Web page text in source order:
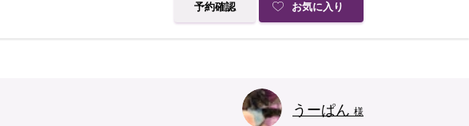
予約確認 お気に入り
うーぱん 様